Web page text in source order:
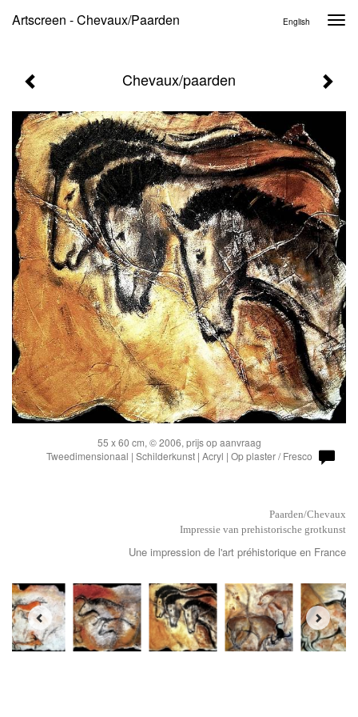
Artscreen - Chevaux/paarden English
Chevaux/paarden
55 x 60 cm, © 2006, prijs op aanvraag
Tweedimensionaal | Schilderkunst | Acryl | Op plaster / Fresco
Paarden/Chevaux
Impressie van prehistorische grotkunst
Une impression de l'art préhistorique en France